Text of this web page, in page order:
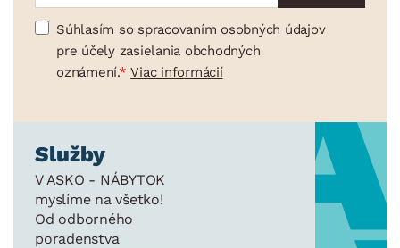
Súhlasím so spracovaním osobných údajov
pre účely zasielania obchodných
oznámení.
Viac informácií
Služby
V ASKO - NÁBYTOK
myslíme na všetko!
Od odborného
poradenstva